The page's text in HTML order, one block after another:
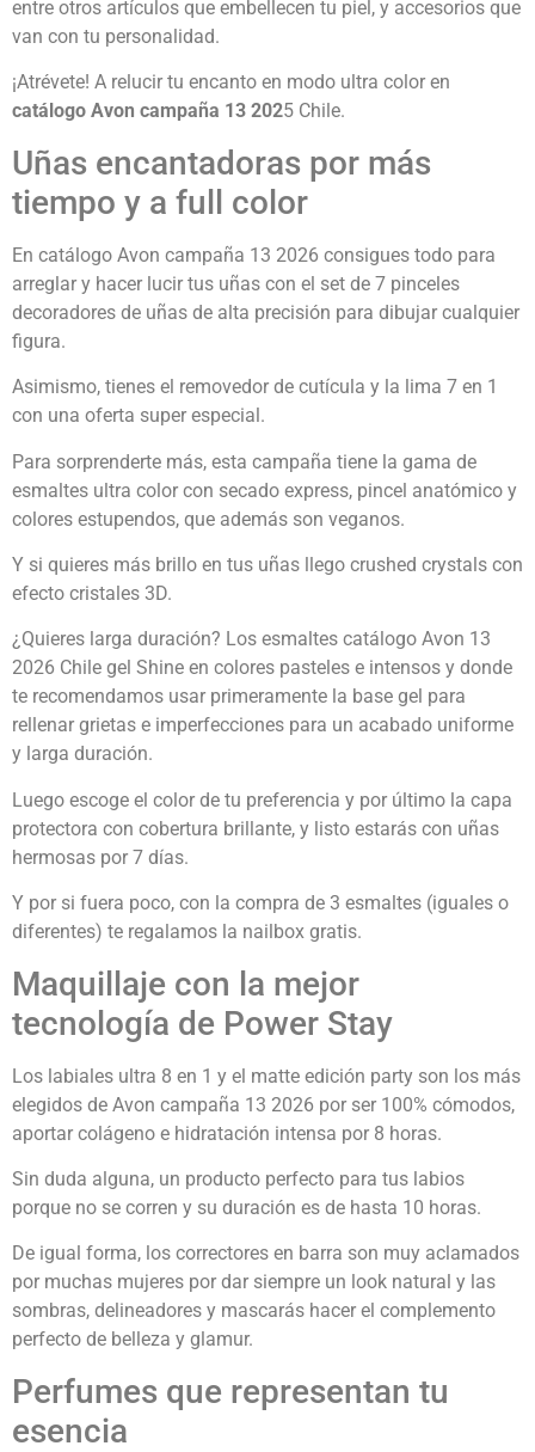
entre otros artículos que embellecen tu piel, y accesorios que
van con tu personalidad.
¡Atrévete! A relucir tu encanto en modo ultra color en
catálogo Avon campaña 13 2025 Chile.
Uñas encantadoras por más
tiempo y a full color
En catálogo Avon campaña 13 2026 consigues todo para
arreglar y hacer lucir tus uñas con el set de 7 pinceles
decoradores de uñas de alta precisión para dibujar cualquier
figura.
Asimismo, tienes el removedor de cutícula y la lima 7 en 1
con una oferta super especial.
Para sorprenderte más, esta campaña tiene la gama de
esmaltes ultra color con secado express, pincel anatómico y
colores estupendos, que además son veganos.
Y si quieres más brillo en tus uñas llego crushed crystals con
efecto cristales 3D.
¿Quieres larga duración? Los esmaltes catálogo Avon 13
2026 Chile gel Shine en colores pasteles e intensos y donde
te recomendamos usar primeramente la base gel para
rellenar grietas e imperfecciones para un acabado uniforme
y larga duración.
Luego escoge el color de tu preferencia y por último la capa
protectora con cobertura brillante, y listo estarás con uñas
hermosas por 7 días.
Y por si fuera poco, con la compra de 3 esmaltes (iguales o
diferentes) te regalamos la nailbox gratis.
Maquillaje con la mejor
tecnología de Power Stay
Los labiales ultra 8 en 1 y el matte edición party son los más
elegidos de Avon campaña 13 2026 por ser 100% cómodos,
aportar colágeno e hidratación intensa por 8 horas.
Sin duda alguna, un producto perfecto para tus labios
porque no se corren y su duración es de hasta 10 horas.
De igual forma, los correctores en barra son muy aclamados
por muchas mujeres por dar siempre un look natural y las
sombras, delineadores y mascarás hacer el complemento
perfecto de belleza y glamur.
Perfumes que representan tu
esencia